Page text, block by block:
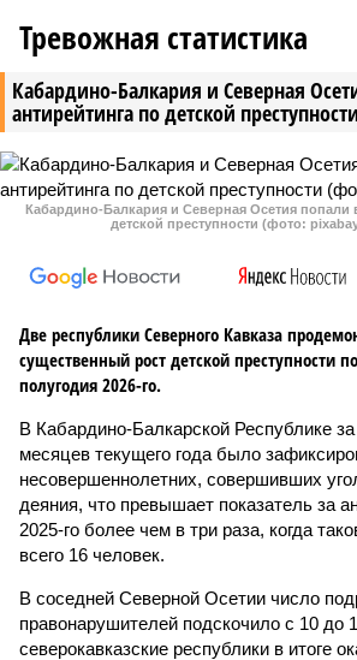
Кабардино-Балкария и Северная
антирейтинга по детской преступности
Тревожная статистика
Кабардино-Балкария и Северная Осетия попали
детской преступности (фото:
Две республики Северного Кавказа
существенный рост детской преступности
полугодия 2026-го.
В Кабардино-Балкарской Республике
месяцев текущего года было
несовершеннолетних, совершивших
деяния, что превышает показатель за
2025-го более чем в три раза, когда
всего 16 человек.
В соседней Северной Осетии число
правонарушителей подскочило с 10 до
северокавказские республики в итоге